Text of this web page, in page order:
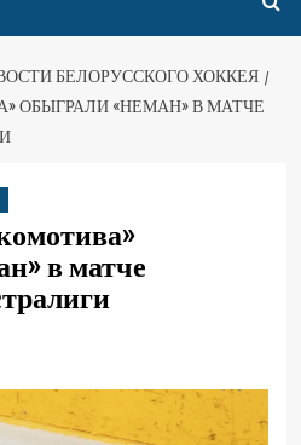
БЕЛОРУССКОГО ХОККЕЯ
ОБЫГРАЛИ «НЕМАН» В МАТЧЕ
в матче